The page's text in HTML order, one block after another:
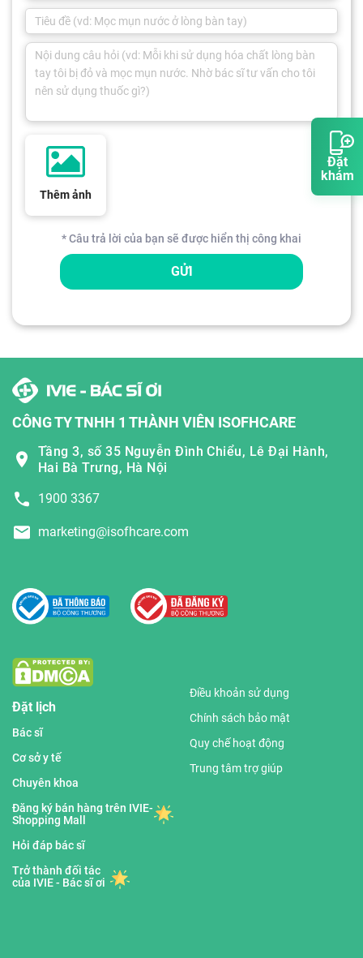
Đặt
khám
Thêm ảnh
* Câu trả lời của bạn sẽ được hiển thị công khai
GỬI
CÔNG TY TNHH 1 THÀNH VIÊN ISOFHCARE
Tầng 3, số 35 Nguyễn Đình Chiểu, Lê Đại Hành,
Hai Bà Trưng, Hà Nội
1900 3367
marketing@isofhcare.com
Đặt lịch
Bác sĩ
Cơ sở y tế
Chuyên khoa
Đăng ký bán hàng trên IVIE-
Shopping Mall
Hỏi đáp bác sĩ
Trở thành đối tác
của IVIE - Bác sĩ ơi
Điều khoản sử dụng
Chính sách bảo mật
Quy chế hoạt động
Trung tâm trợ giúp